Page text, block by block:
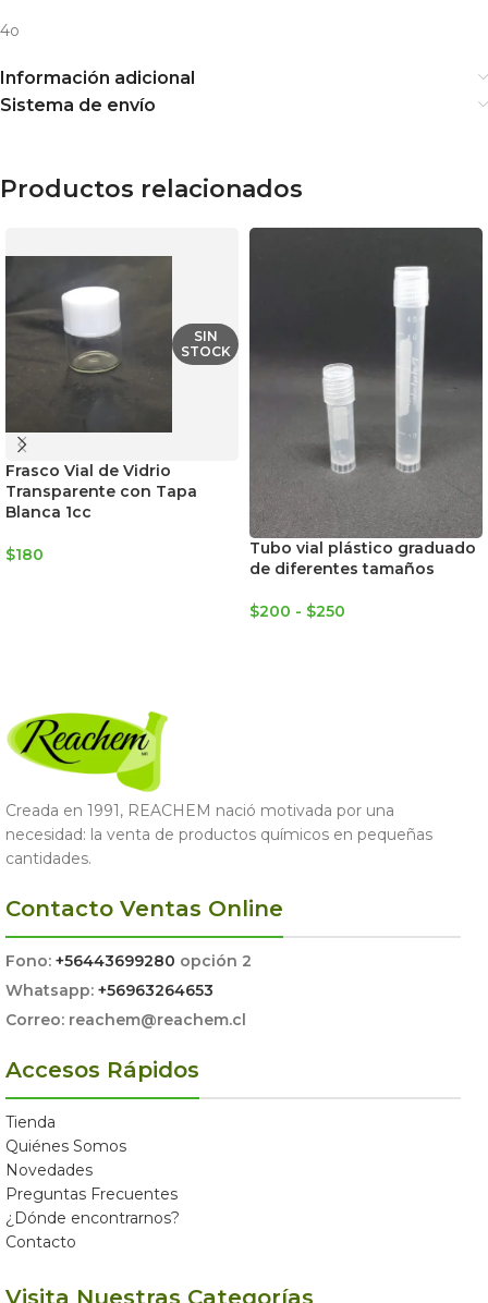
4o
Información adicional
Sistema de envío
Productos relacionados
SIN
STOCK
Frasco Vial de Vidrio
Transparente con Tapa
Blanca 1cc
$180
Tubo vial plástico graduado
de diferentes tamaños
$200 - $250
Creada en 1991, REACHEM nació motivada por una
necesidad: la venta de productos químicos en pequeñas
cantidades.
Contacto Ventas Online
Fono: +56443699280 opción 2
Whatsapp: +56963264653
Correo: reachem@reachem.cl
Accesos Rápidos
Tienda
Quiénes Somos
Novedades
Preguntas Frecuentes
¿Dónde encontrarnos?
Contacto
Visita Nuestras Categorías